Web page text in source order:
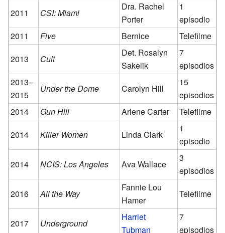
2011
CSI: Miami
Dra. Rachel
Porter
1
episodio
2011
Five Bernice
Telefilme
2013
Cult
Det. Rosalyn
Sakelik
7
episodios
2013–
2015
Under the Dome Carolyn Hill
15
episodios
2014
Gun Hill Arlene Carter
Telefilme
2014
Killer Women Linda Clark
1
episodio
2014
NCIS: Los Angeles Ava Wallace
3
episodios
2016
All the Way
Fannie Lou
Hamer
Telefilme
2017 Underground
Harriet
Tubman
7
episodios